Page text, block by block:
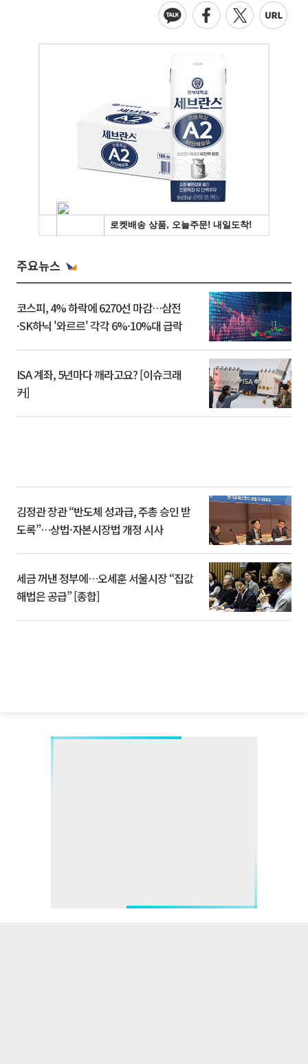
주요뉴스
코스피, 4% 하락에 6270선 마감…삼전
·SK하닉 '와르르' 각각 6%·10%대 급락
ISA 계좌, 5년마다 깨라고요? [이슈크래
커]
김정관 장관 “반도체 성과급, 주총 승인 받
도록”…상법·자본시장법 개정 시사
세금 꺼낸 정부에…오세훈 서울시장 “집값
해법은 공급” [종합]